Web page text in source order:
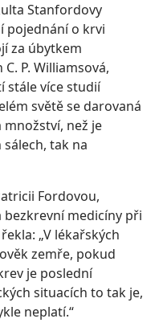
Stanfordovy
pojednání o krvi
za úbytkem
P. Williamsová,
stále více studií
světě se darovaná
množství, než je
tak na
Fordovou,
medicíny při
„V lékařských
zemře, pokud
je poslední
situacích to tak je,
neplatí.“